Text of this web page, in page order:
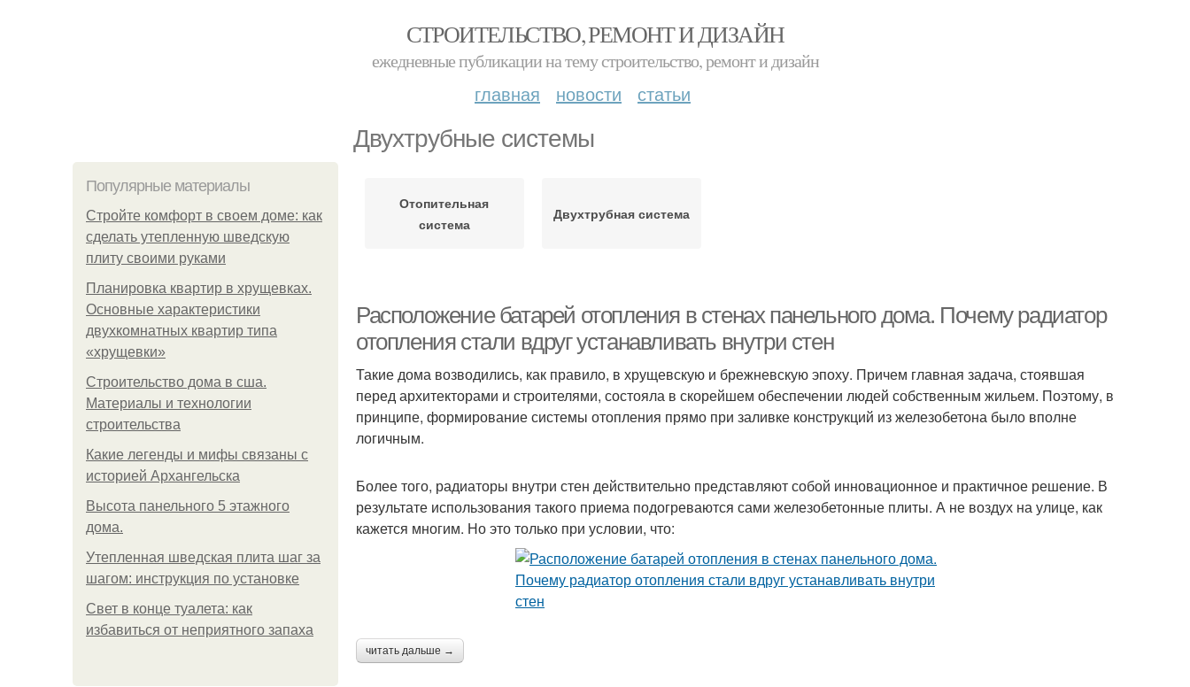
СТРОИТЕЛЬСТВО, РЕМОНТ И ДИЗАЙН
ежедневные публикации на тему строительство, ремонт и дизайн
главная новости статьи
Двухтрубные системы
Популярные материалы
Стройте комфорт в своем доме: как
сделать утепленную шведскую
плиту своими руками
Планировка квартир в хрущевках.
Основные характеристики
двухкомнатных квартир типа
«хрущевки»
Строительство дома в сша.
Материалы и технологии
строительства
Какие легенды и мифы связаны с
историей Архангельска
Высота панельного 5 этажного
дома.
Утепленная шведская плита шаг за
шагом: инструкция по установке
Свет в конце туалета: как
избавиться от неприятного запаха
Отопительная
система
Двухтрубная система
Расположение батарей отопления в стенах панельного дома. Почему радиатор
отопления стали вдруг устанавливать внутри стен
Такие дома возводились, как правило, в хрущевскую и брежневскую эпоху. Причем главная задача, стоявшая
перед архитекторами и строителями, состояла в скорейшем обеспечении людей собственным жильем. Поэтому, в
принципе, формирование системы отопления прямо при заливке конструкций из железобетона было вполне
логичным.
Более того, радиаторы внутри стен действительно представляют собой инновационное и практичное решение. В
результате использования такого приема подогреваются сами железобетонные плиты. А не воздух на улице, как
кажется многим. Но это только при условии, что:
читать дальше →